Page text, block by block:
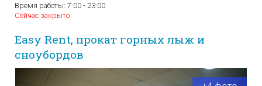
Время работы: 7:00 - 23:00
Сейчас закрыто
Easy Rent, прокат горных лыж и
сноубордов